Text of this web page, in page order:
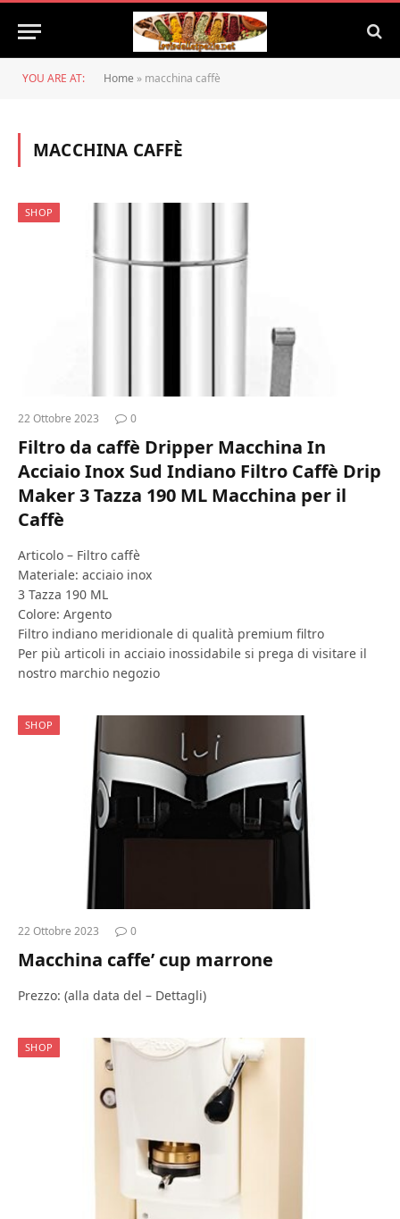
YOU ARE AT: Home » macchina caffè
MACCHINA CAFFÈ
SHOP
22 Ottobre 2023 0
Filtro da caffè Dripper Macchina In
Acciaio Inox Sud Indiano Filtro Caffè Drip
Maker 3 Tazza 190 ML Macchina per il
Caffè
Articolo – Filtro caffè
Materiale: acciaio inox
3 Tazza 190 ML
Colore: Argento
Filtro indiano meridionale di qualità premium filtro
Per più articoli in acciaio inossidabile si prega di visitare il
nostro marchio negozio
SHOP
22 Ottobre 2023 0
Macchina caffe’ cup marrone
Prezzo: (alla data del – Dettagli)
SHOP